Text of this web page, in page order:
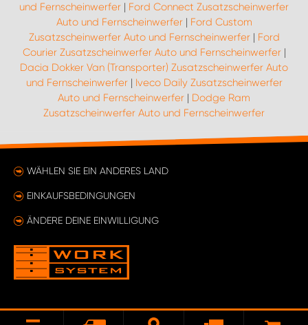
und Fernscheinwerfer | Ford Connect Zusatzscheinwerfer
Auto und Fernscheinwerfer| Ford Custom
Zusatzscheinwerfer Auto und Fernscheinwerfer| Ford
Courier Zusatzscheinwerfer Auto und Fernscheinwerfer|
Dacia Dokker Van (Transporter) Zusatzscheinwerfer Auto
und Fernscheinwerfer| Iveco Daily Zusatzscheinwerfer
Auto und Fernscheinwerfer | Dodge Ram
Zusatzscheinwerfer Auto und Fernscheinwerfer
WÄHLEN SIE EIN ANDERES LAND
EINKAUFSBEDINGUNGEN
ÄNDERE DEINE EINWILLIGUNG